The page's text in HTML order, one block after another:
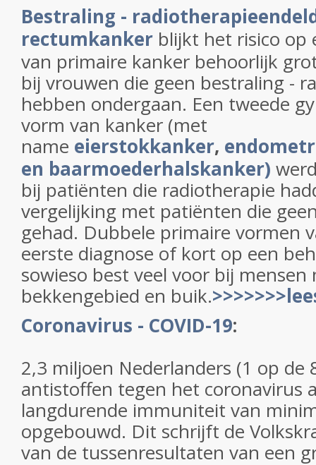
Bestraling - radiotherapie
rectumkanker blijkt het risico op
van primaire kanker behoorlijk
bij vrouwen die geen bestraling -
hebben ondergaan. Een tweede
vorm van kanker (met
name eierstokkanker,
en baarmoederhalskanker)
bij patiënten die radiotherapie
vergelijking met patiënten die
gehad. Dubbele primaire vormen
eerste diagnose of kort op een
sowieso best veel voor bij
bekkengebied en buik.
Coronavirus - COVID-19:
2,3 miljoen Nederlanders (1 op de
antistoffen tegen het coronavirus
langdurende immuniteit van
opgebouwd. Dit schrijft de
van de tussenresultaten van een